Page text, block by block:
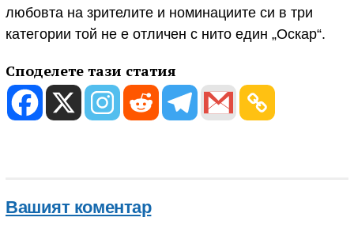
любовта на зрителите и номинациите си в три
категории той не е отличен с нито един „Оскар“.
Споделете тази статия
Вашият коментар